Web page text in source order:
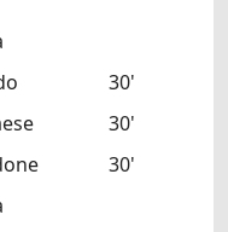
30'
30'
30'